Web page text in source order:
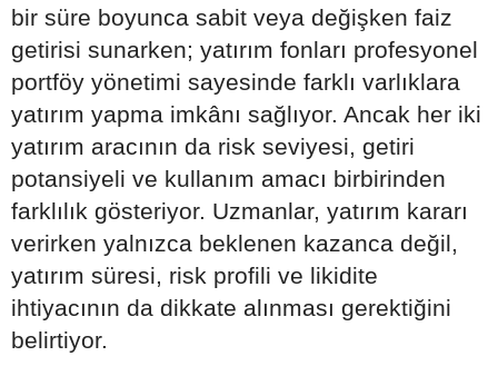
bir süre boyunca sabit veya değişken faiz
getirisi sunarken; yatırım fonları profesyonel
portföy yönetimi sayesinde farklı varlıklara
yatırım yapma imkânı sağlıyor. Ancak her iki
yatırım aracının da risk seviyesi, getiri
potansiyeli ve kullanım amacı birbirinden
farklılık gösteriyor. Uzmanlar, yatırım kararı
verirken yalnızca beklenen kazanca değil,
yatırım süresi, risk profili ve likidite
ihtiyacının da dikkate alınması gerektiğini
belirtiyor.